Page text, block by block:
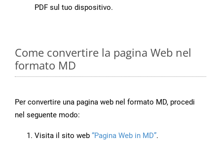
PDF sul tuo dispositivo.
Come convertire la pagina Web nel
formato MD
Per convertire una pagina web nel formato MD, procedi
nel seguente modo:
Visita il sito web “Pagina Web in MD”.